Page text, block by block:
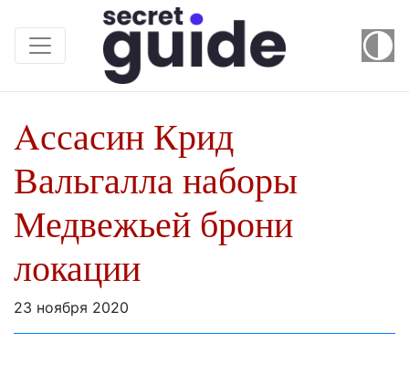
Aссасин Крид
Вальгалла наборы
Медвежьей брони
локации
23 ноября 2020